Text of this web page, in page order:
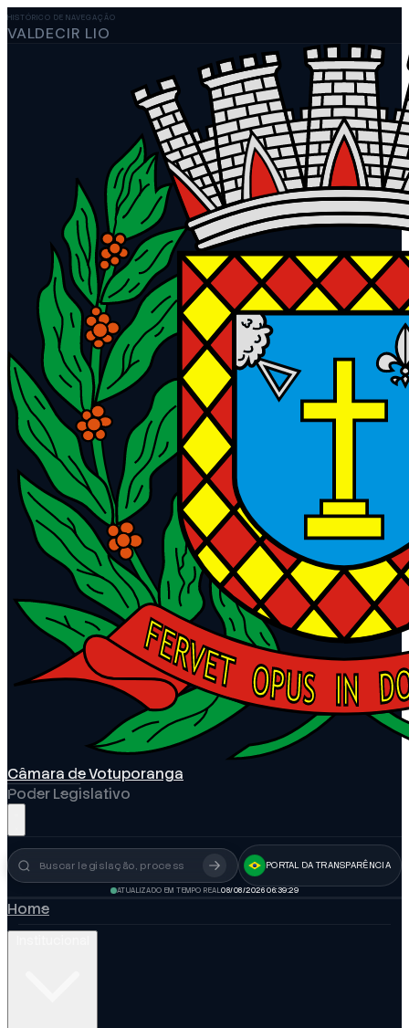
HISTÓRICO DE NAVEGAÇÃO
VALDECIR LIO
Câmara de Votuporanga
Poder Legislativo
Busca no portal PORTAL DA TRANSPARÊNCIA
ATUALIZADO EM TEMPO REAL08/08/2026 06:39:30
Home